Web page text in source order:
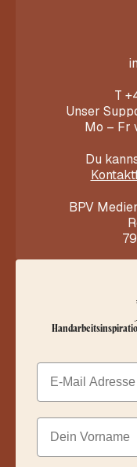
T
Unser
Mo – Fr
Du
BPV
Email
Dein Vorname